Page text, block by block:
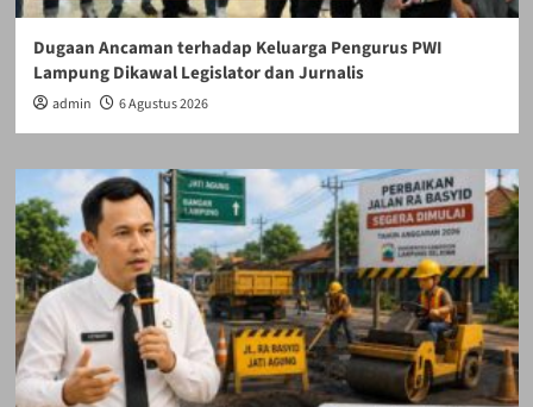
Dugaan Ancaman terhadap Keluarga Pengurus PWI
Lampung Dikawal Legislator dan Jurnalis
admin 6 Agustus 2026